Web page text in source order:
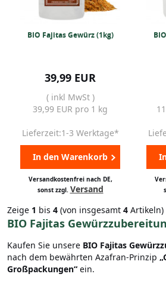
BIO Fajitas Gewürz (1kg)
39,99 EUR
( inkl MwSt )
39,99 EUR pro 1 kg
Lieferzeit:1-3 Werktage*
In den Warenkorb
Versandkostenfrei nach DE,
sonst zzgl. Versand
Zeige 1 bis 4 (von insgesamt 4 Artikeln)
BIO Fajitas
Kaufen Sie unsere BIO Fajitas
nach dem bewährten Azafran-Prinzip
Großpackungen“ ein.